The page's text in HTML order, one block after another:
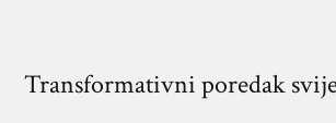
Transformativni poredak